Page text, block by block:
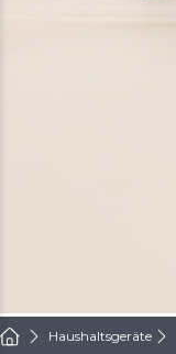
Haushaltsgeräte